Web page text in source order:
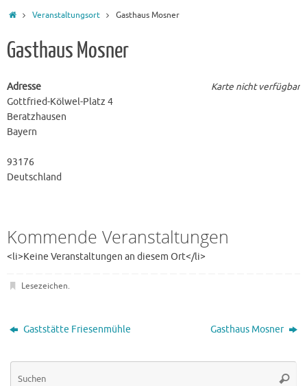
StartVeranstaltungsort Gasthaus Mosner
Gasthaus Mosner
Karte nicht verfügbar
Adresse
Gottfried-Kölwel-Platz 4
Beratzhausen
Bayern
93176
Deutschland
Kommende Veranstaltungen
<li>Keine Veranstaltungen an diesem Ort</li>
Lesezeichen.
Gaststätte Friesenmühle Gasthaus Mosner